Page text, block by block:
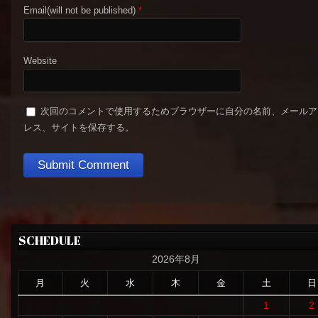
Email(will not be published) *
Website
次回のコメントで使用するためブラウザーに自分の名前、メール
レス、サイトを保存する。
SCHEDULE
2026年8月
月 火 水 木 金 土 日
1
2